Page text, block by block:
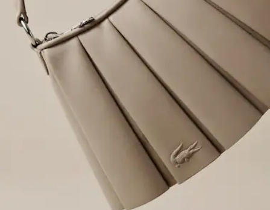
1 Innentasche mit Reißverschluss
Kann durch den abnehmbaren Riemen unterschiedlich
getragen werden
Geprägtes Krokodil im unteren Bereich
Erfahren Sie hier mehr